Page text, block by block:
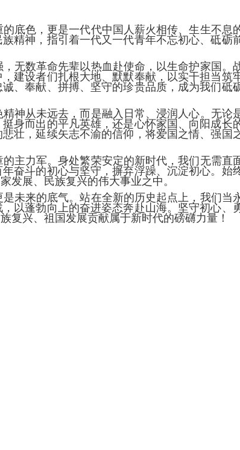
底色，更是一代代中国人薪火相传、生生不息
精神，指引着一代又一代青年不忘初心、砥砺
无数革命先辈以热血赴使命，以生命护家国。
建设者们扎根大地、默默奉献，以实干担当筑
、奉献、拼搏、坚守的珍贵品质，成为我们砥
神从未远去，而是融入日常、浸润人心。无论
身而出的平凡英雄，还是心怀家国、向阳成长
壮，延续矢志不渝的信仰，将爱国之情、强国
主力军。身处繁荣安定的新时代，我们无需直
奋斗的初心与坚守，摒弃浮躁、沉淀初心。始
发展、民族复兴的伟大事业之中。
未来的底气。站在全新的历史起点上，我们当
以蓬勃向上的奋进姿态奔赴山海。坚守初心、
复兴、祖国发展贡献属于新时代的磅礴力量！